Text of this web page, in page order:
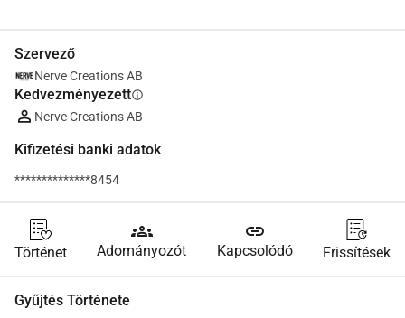
Szervező
Nerve Creations AB
Kedvezményezettinfo
Nerve Creations AB
Kifizetési banki adatok
**************8454
Történet
groups
Adományozót
link
Kapcsolódó Frissítések
Gyűjtés Története